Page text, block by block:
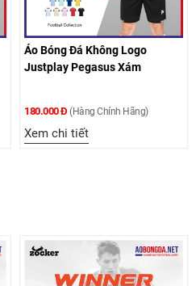
Áo Bóng Đá Không Logo
Justplay Pegasus Xám
180.000 Đ (Hàng Chính Hãng)
Xem chi tiết